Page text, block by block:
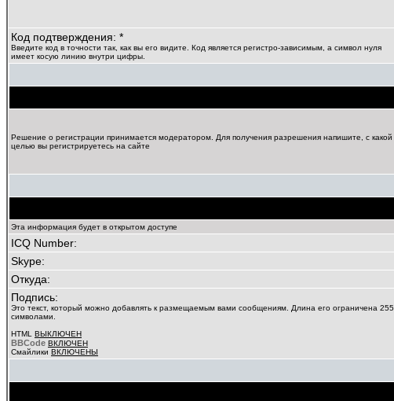
Код подтверждения: *
Введите код в точности так, как вы его видите. Код является регистро-зависимым, а символ нуля
имеет косую линию внутри цифры.
Решение о регистрации принимается модератором. Для получения разрешения напишите, с какой
целью вы регистрируетесь на сайте
Эта информация будет в открытом доступе
ICQ Number:
Skype:
Откуда:
Подпись:
Это текст, который можно добавлять к размещаемым вами сообщениям. Длина его ограничена 255
символами.
HTML ВЫКЛЮЧЕН
BBCode ВКЛЮЧЕН
Смайлики ВКЛЮЧЕНЫ